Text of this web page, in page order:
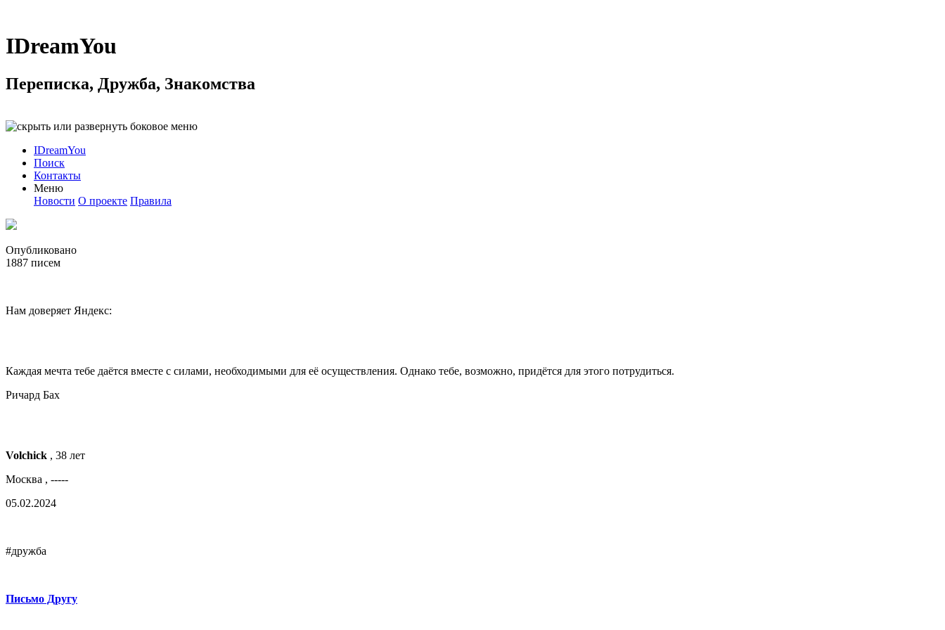
IDreamYou
Переписка, Дружба, Знакомства
IDreamYou
Поиск
Контакты
Меню
Новости О проекте Правила
Опубликовано
1887 писем
Нам доверяет Яндекс:
Каждая мечта тебе даётся вместе с силами, необходимыми для её осуществления. Однако тебе, возможно, придётся для этого потрудиться.
Ричард Бах
Volchick , 38 лет
Москва , -----
05.02.2024
#дружба
Письмо Другу